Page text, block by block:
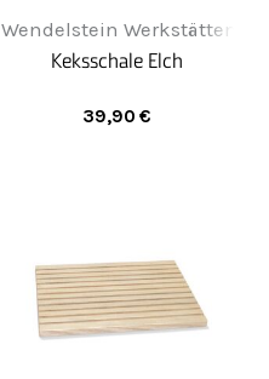
Wendelstein Werkstätten
Keksschale Elch
39,90 €